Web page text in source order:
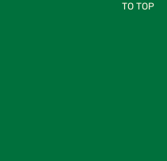
TO TOP